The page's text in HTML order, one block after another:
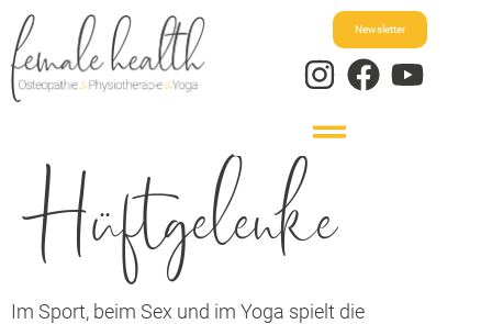
Newsletter
Hüftgelenke
Im Sport, beim Sex und im Yoga spielt die